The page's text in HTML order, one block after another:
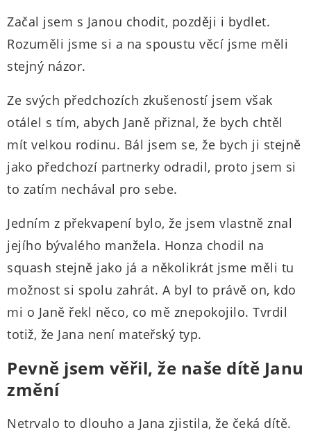
Začal jsem s Janou chodit, později i bydlet.
Rozuměli jsme si a na spoustu věcí jsme měli
stejný názor.
Ze svých předchozích zkušeností jsem však
otálel s tím, abych Janě přiznal, že bych chtěl
mít velkou rodinu. Bál jsem se, že bych ji stejně
jako předchozí partnerky odradil, proto jsem si
to zatím nechával pro sebe.
Jedním z překvapení bylo, že jsem vlastně znal
jejího bývalého manžela. Honza chodil na
squash stejně jako já a několikrát jsme měli tu
možnost si spolu zahrát. A byl to právě on, kdo
mi o Janě řekl něco, co mě znepokojilo. Tvrdil
totiž, že Jana není mateřský typ.
Pevně jsem věřil, že naše dítě Janu
změní
Netrvalo to dlouho a Jana zjistila, že čeká dítě.